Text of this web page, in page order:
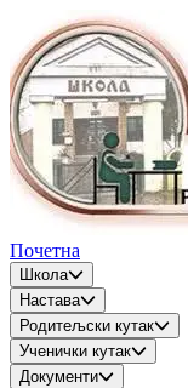
Почетна
Школа
Настава
Родитељски кутак
Ученички кутак
Документи